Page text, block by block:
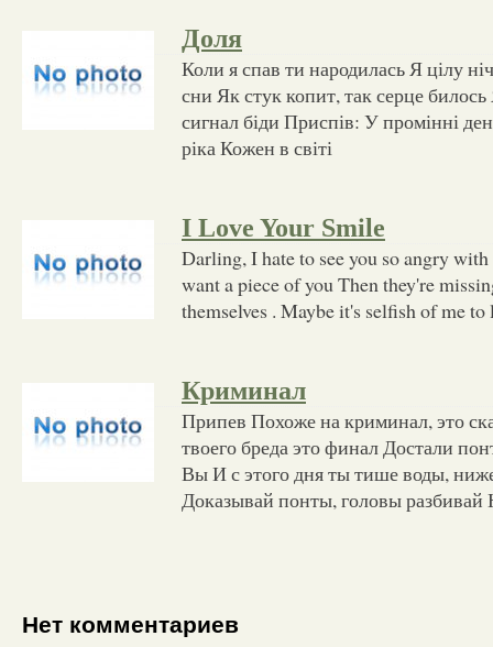
Доля
Коли я спав ти народилась Я цілу
сни Як стук копит, так серце
сигнал біди Приспів: У промінні
ріка Кожен в світі
I Love Your Smile
Darling, I hate to see you so angry
want a piece of you Then they're
themselves . Maybe it's selfish of me to
Криминал
Припев Похоже на криминал, это
твоего бреда это финал Достали
Вы И с этого дня ты тише воды,
Доказывай понты, головы разбивай
Нет комментариев